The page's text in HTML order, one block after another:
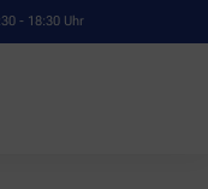
- 18:30 Uhr